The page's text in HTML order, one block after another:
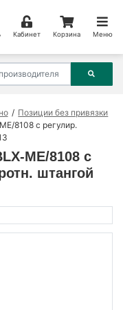
Кабинет Корзина Меню
Позиции без привязки
8108 с регулир.
ME/8108 с
штангой